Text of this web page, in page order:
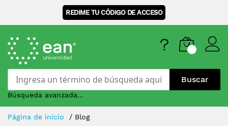
REDIME TU CÓDIGO DE ACCESO
Buscar
Búsqueda avanzada...
Skip
Página de inicio Blog